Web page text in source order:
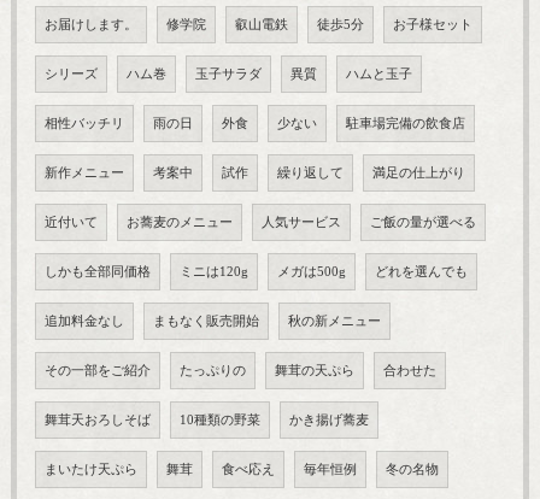
お届けします。 修学院 叡山電鉄 徒歩5分 お子様セット
シリーズ ハム巻 玉子サラダ 異質 ハムと玉子
相性バッチリ 雨の日 外食 少ない 駐車場完備の飲食店
新作メニュー 考案中 試作 繰り返して 満足の仕上がり
近付いて お蕎麦のメニュー 人気サービス ご飯の量が選べる
しかも全部同価格 ミニは120g メガは500g どれを選んでも
追加料金なし まもなく販売開始 秋の新メニュー
その一部をご紹介 たっぷりの 舞茸の天ぷら 合わせた
舞茸天おろしそば 10種類の野菜 かき揚げ蕎麦
まいたけ天ぷら 舞茸 食べ応え 毎年恒例 冬の名物